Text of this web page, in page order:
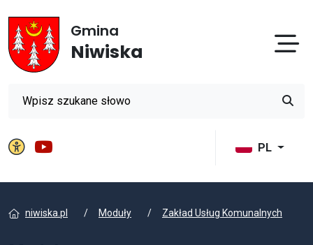
Gmina
Niwiska
PL
Panel ustawień witryny
Gmina Niwiska na YouTube
Wyszukiwarka
niwiska.pl Moduły Zakład Usług Komunalnych